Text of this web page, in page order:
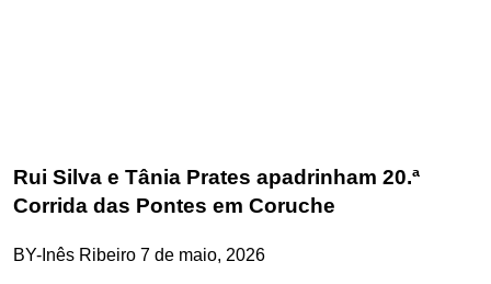
Rui Silva e Tânia Prates apadrinham 20.ª
Corrida das Pontes em Coruche
BY-Inês Ribeiro 7 de maio, 2026